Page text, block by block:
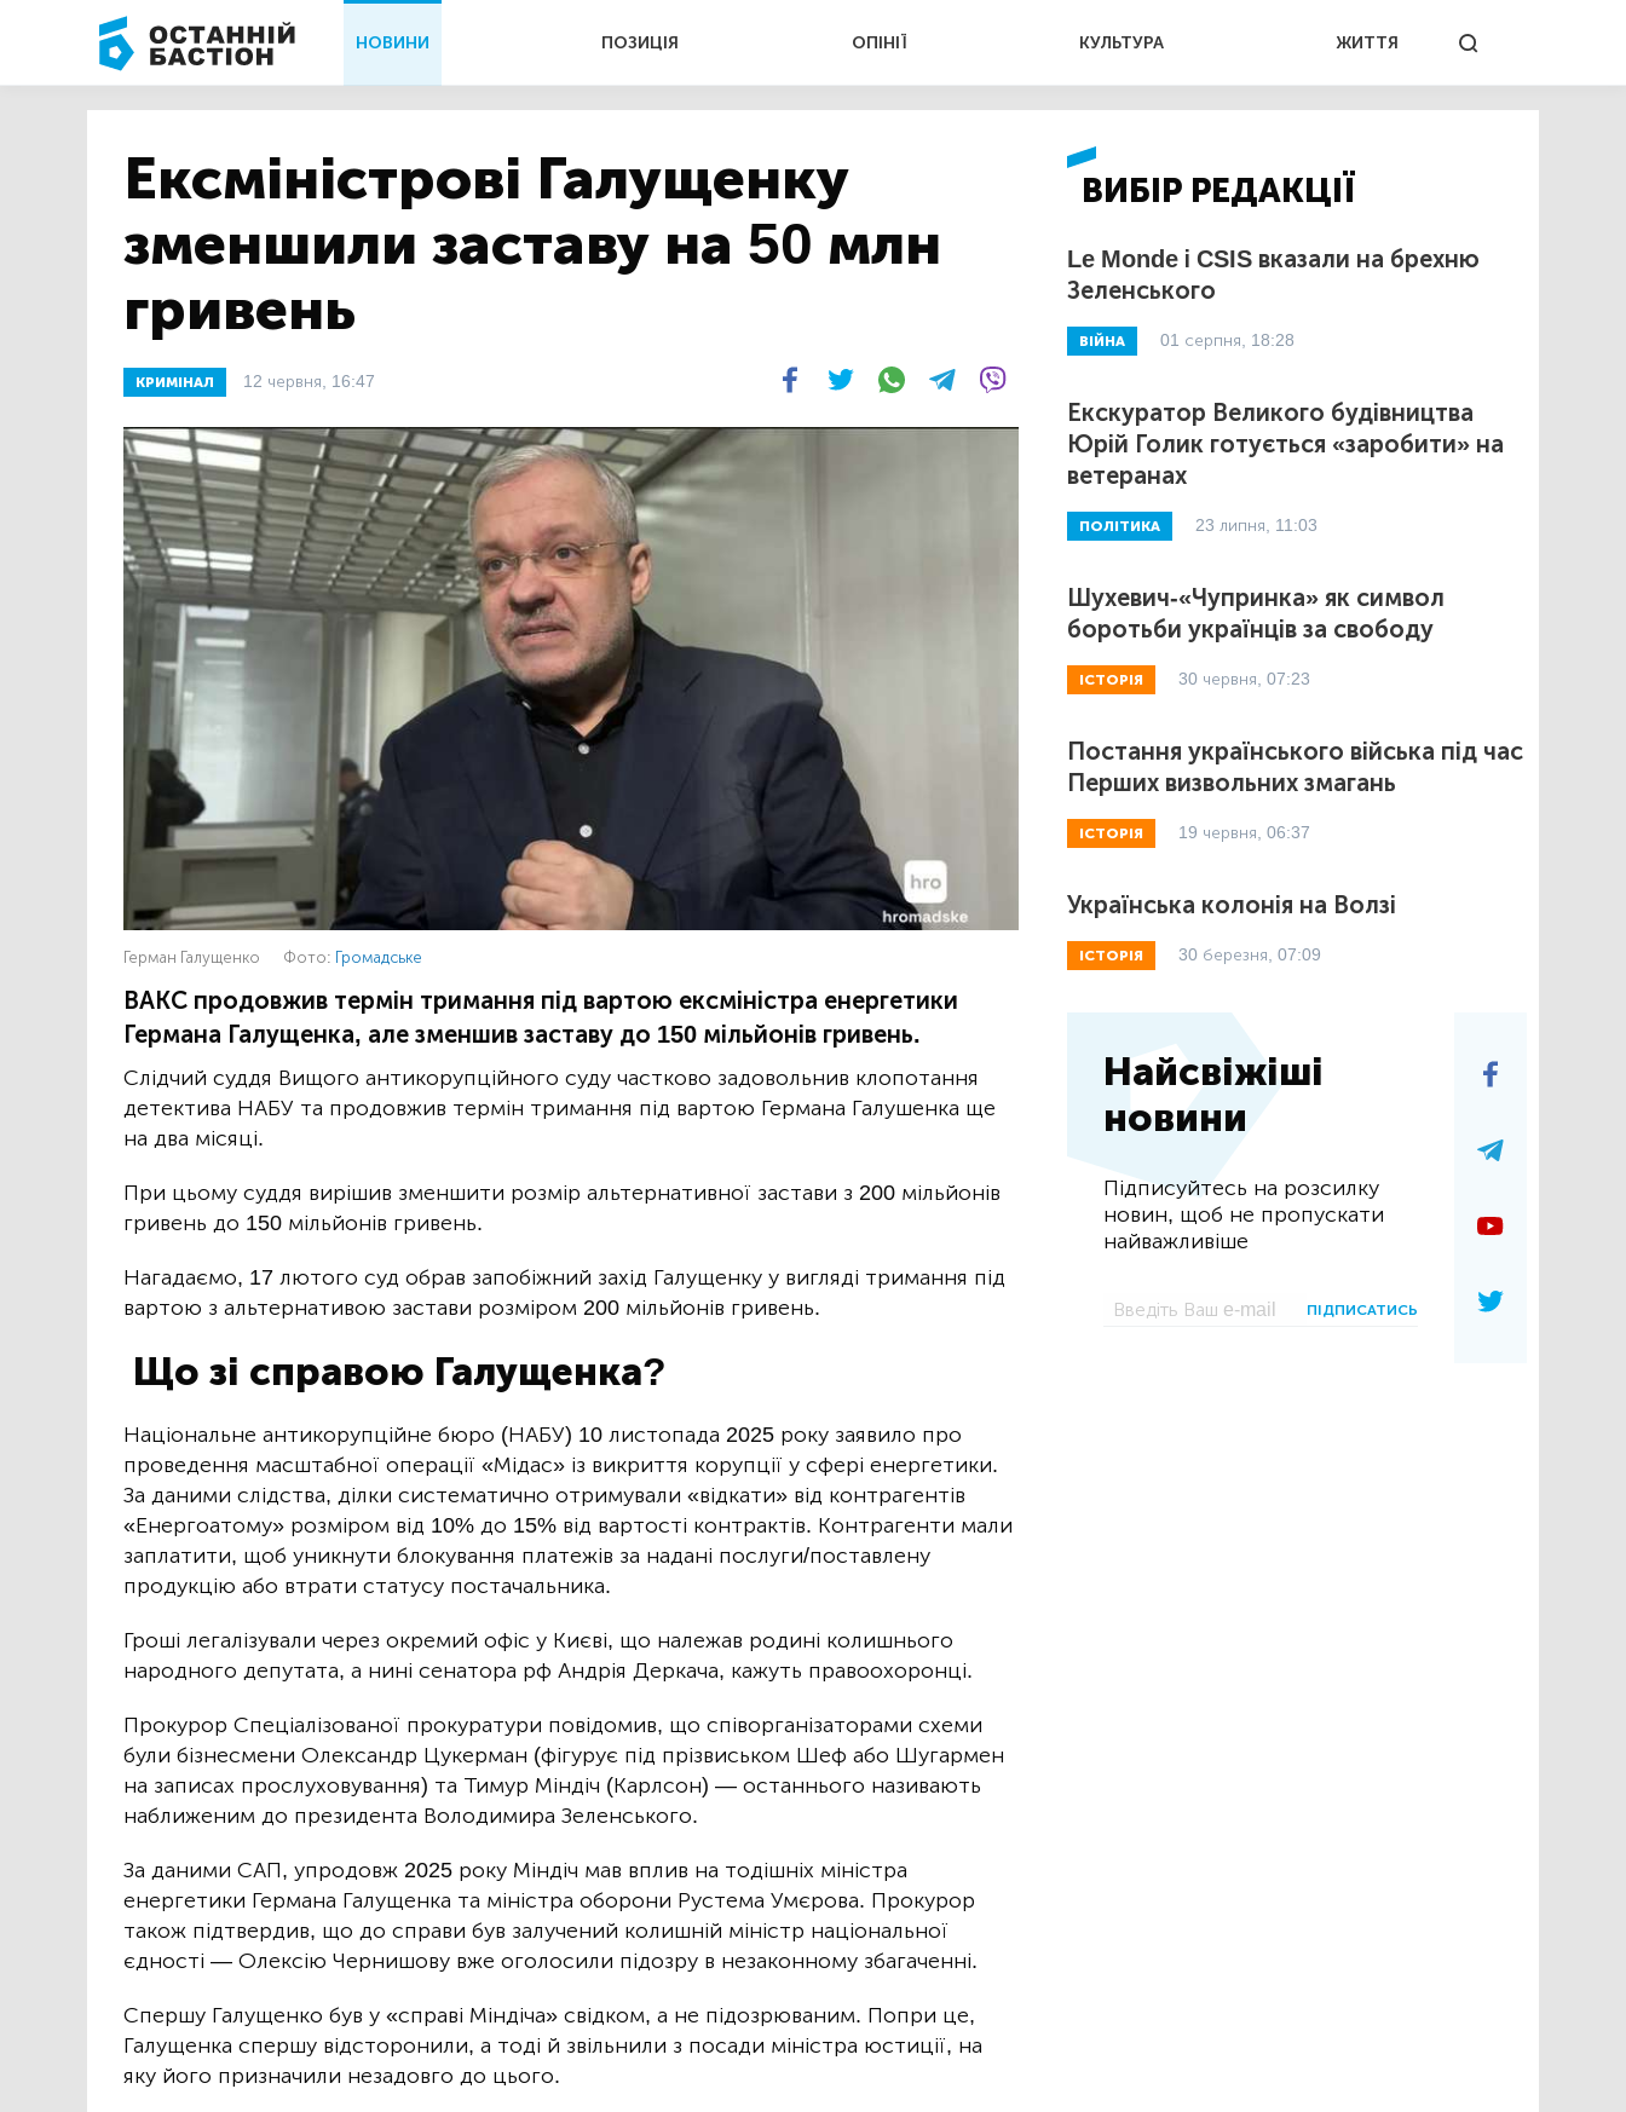
НОВИНИ ПОЗИЦІЯ ОПІНІЇ КУЛЬТУРА ЖИТТЯ
Ексміністрові Галущенку
зменшили заставу на 50 млн
гривень
КРИМІНАЛ 12 червня, 16:47
Герман Галущенко Фото: Громадське
ВАКС продовжив термін тримання під вартою ексміністра енергетики
Германа Галущенка, але зменшив заставу до 150 мільйонів гривень.
Слідчий суддя Вищого антикорупційного суду частково задовольнив клопотання
детектива НАБУ та продовжив термін тримання під вартою Германа Галушенка ще
на два місяці.
При цьому суддя вирішив зменшити розмір альтернативної застави з 200 мільйонів
гривень до 150 мільйонів гривень.
Нагадаємо, 17 лютого суд обрав запобіжний захід Галущенку у вигляді тримання під
вартою з альтернативою застави розміром 200 мільйонів гривень.
Що зі справою Галущенка?
Національне антикорупційне бюро (НАБУ) 10 листопада 2025 року заявило про
проведення масштабної операції «Мідас» із викриття корупції у сфері енергетики.
За даними слідства, ділки систематично отримували «відкати» від контрагентів
«Енергоатому» розміром від 10% до 15% від вартості контрактів. Контрагенти мали
заплатити, щоб уникнути блокування платежів за надані послуги/поставлену
продукцію або втрати статусу постачальника.
Гроші легалізували через окремий офіс у Києві, що належав родині колишнього
народного депутата, а нині сенатора рф Андрія Деркача, кажуть правоохоронці.
Прокурор Спеціалізованої прокуратури повідомив, що співорганізаторами схеми
були бізнесмени Олександр Цукерман (фігурує під прізвиськом Шеф або Шугармен
на записах прослуховування) та Тимур Міндіч (Карлсон) — останнього називають
наближеним до президента Володимира Зеленського.
За даними САП, упродовж 2025 року Міндіч мав вплив на тодішніх міністра
енергетики Германа Галущенка та міністра оборони Рустема Умєрова. Прокурор
також підтвердив, що до справи був залучений колишній міністр національної
єдності — Олексію Чернишову вже оголосили підозру в незаконному збагаченні.
Спершу Галущенко був у «справі Міндіча» свідком, а не підозрюваним. Попри це,
Галущенка спершу відсторонили, а тоді й звільнили з посади міністра юстиції, на
яку його призначили незадовго до цього.
ВИБІР РЕДАКЦІЇ
Le Monde і CSIS вказали на брехню
Зеленського
ВІЙНА 01 серпня, 18:28
Екскуратор Великого будівництва
Юрій Голик готується «заробити» на
ветеранах
ПОЛІТИКА 23 липня, 11:03
Шухевич-«Чупринка» як символ
боротьби українців за свободу
ІСТОРІЯ 30 червня, 07:23
Постання українського війська під час
Перших визвольних змагань
ІСТОРІЯ 19 червня, 06:37
Українська колонія на Волзі
ІСТОРІЯ 30 березня, 07:09
Найсвіжіші
новини
Підписуйтесь на розсилку
новин, щоб не пропускати
найважливіше
ПІДПИСАТИСЬ